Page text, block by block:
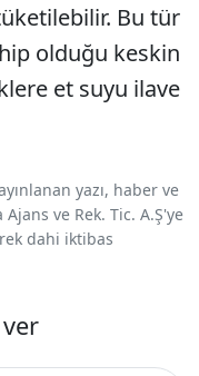
Bu tür
olduğu keskin
et suyu ilave
yazı, haber ve
ve Rek. Tic. A.Ş'ye
dahi iktibas